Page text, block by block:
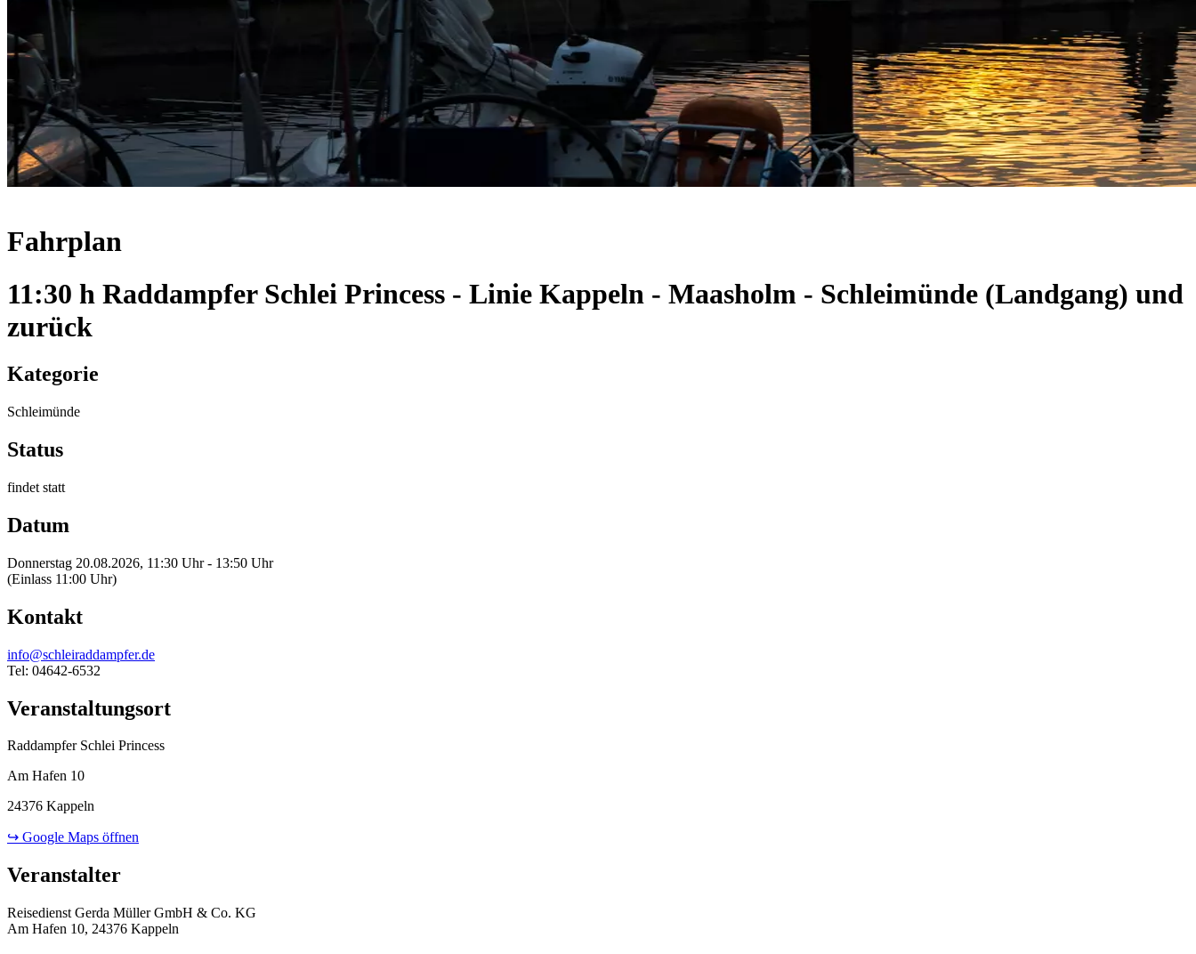
Fahrplan
11:30 h Raddampfer Schlei Princess - Linie Kappeln - Maasholm - Schleimünde (Landgang) und
zurück
Kategorie
Schleimünde
Status
findet statt
Datum
Donnerstag 20.08.2026, 11:30 Uhr - 13:50 Uhr
(Einlass 11:00 Uhr)
Kontakt
info@schleiraddampfer.de
Tel: 04642-6532
Veranstaltungsort
Raddampfer Schlei Princess
Am Hafen 10
24376 Kappeln
↪ Google Maps öffnen
Veranstalter
Reisedienst Gerda Müller GmbH & Co. KG
Am Hafen 10, 24376 Kappeln